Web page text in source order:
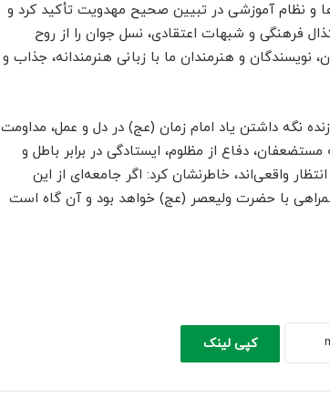
و نظام آموزشی در تبیین صحیح مهدویت تأکید کرد و
فرهنگی و شبهات اعتقادی، نسل جوان را از روح
و هنرمندان ما با زبانی هنرمندانه، جذاب و
نگه داشتن یاد امام زمان (عج) در دل و عمل، مداومت
دفاع از مظلوم، ایستادگی در برابر باطل و
واقعی‌اند، خاطرنشان کرد: اگر جامعه‌ای از این
همراهی با حضرت ولیعصر (عج) خواهد بود و آن گاه است
کپی لینک